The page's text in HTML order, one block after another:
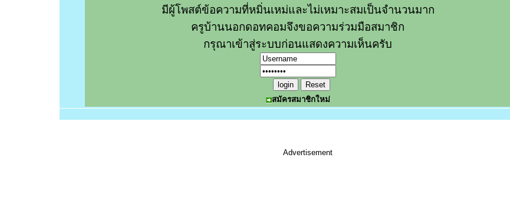
มีผู้โพสต์ข้อความที่หมิ่นเหม่และไม่เหมาะสมเป็นจำนวนมาก
ครูบ้านนอกดอทคอมจึงขอความร่วมมือสมาชิก
กรุณาเข้าสู่ระบบก่อนแสดงความเห็นครับ
สมัครสมาชิกใหม่
Advertisement